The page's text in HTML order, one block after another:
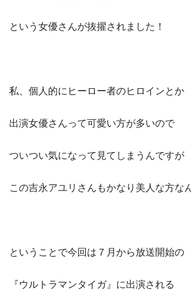
という女優さんが抜擢されました！
私、個人的にヒーロー者のヒロインとか
出演女優さんって可愛い方が多いので
ついつい気になって見てしまうんですが
この吉永アユリさんもかなり美人な方な
ということで今回は７月から放送開始の
『ウルトラマンタイガ』に出演される